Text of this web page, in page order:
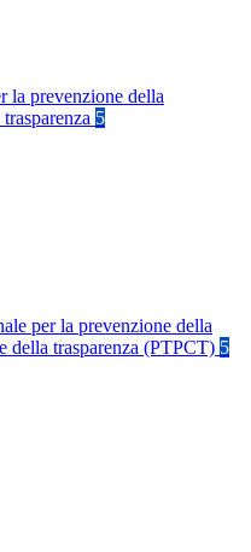
la prevenzione della
5
per la prevenzione della
della trasparenza (PTPCT) 5